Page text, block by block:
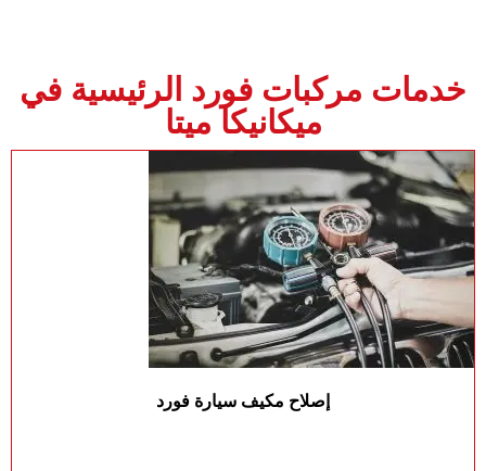
خدمات مركبات فورد الرئيسية في
ميكانيكا ميتا
إصلاح مكيف سيارة فورد